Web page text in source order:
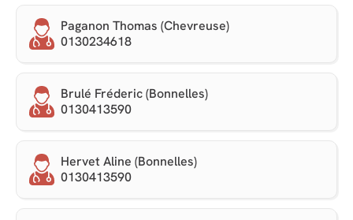
Paganon Thomas (Chevreuse)
0130234618
Brulé Fréderic (Bonnelles)
0130413590
Hervet Aline (Bonnelles)
0130413590